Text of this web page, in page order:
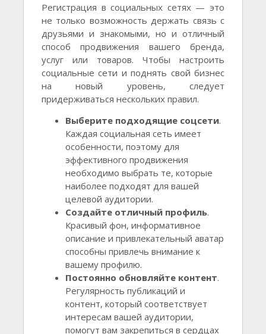
Регистрация в социальных сетях — это
не только возможность держать связь с
друзьями и знакомыми, но и отличный
способ продвижения вашего бренда,
услуг или товаров. Чтобы настроить
социальные сети и поднять свой бизнес
на новый уровень, следует
придерживаться нескольких правил.
Выберите подходящие соцсети.
Каждая социальная сеть имеет
особенности, поэтому для
эффективного продвижения
необходимо выбрать те, которые
наиболее подходят для вашей
целевой аудитории.
Создайте отличный профиль.
Красивый фон, информативное
описание и привлекательный аватар
способны привлечь внимание к
вашему профилю.
Постоянно обновляйте контент.
Регулярность публикаций и
контент, который соответствует
интересам вашей аудитории,
помогут вам закрепиться в сердцах